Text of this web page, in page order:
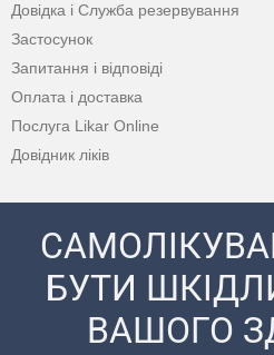
Довідка і Служба резервування
Застосунок
Запитання і відповіді
Оплата і доставка
Послуга Likar Online
Довідник ліків
БУТИ
ВАШОГО